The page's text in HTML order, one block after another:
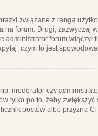
związane z rangą
na forum. Drugi, zazwyczaj
forum włączył
czym to jest
moderator czy
tylko po to, żeby zwiększyć
postów albo przyzna Ci